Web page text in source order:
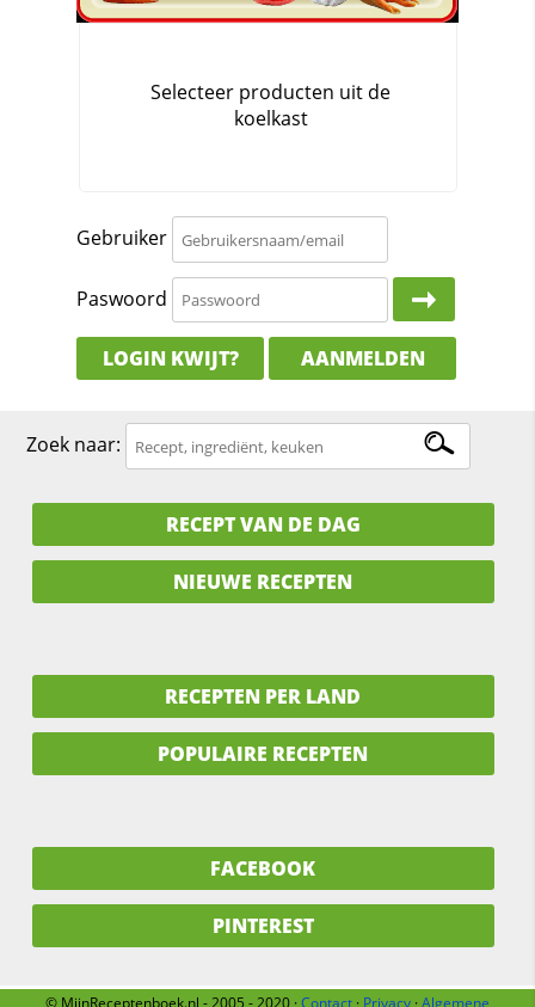
Gebruiker
Paswoord
LOGIN KWIJT? AANMELDEN
Zoek naar:
RECEPT VAN DE DAG
NIEUWE RECEPTEN
RECEPTEN PER LAND
POPULAIRE RECEPTEN
FACEBOOK
PINTEREST
© MijnReceptenboek.nl - 2005 - 2020 ·Contact · Privacy ·Algemene